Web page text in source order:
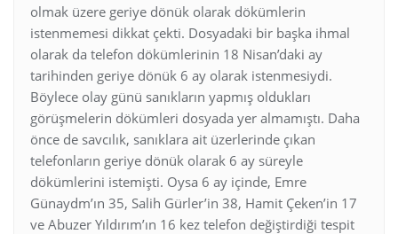
olmak üzere geriye dönük olarak dökümlerin
istenmemesi dikkat çekti. Dosyadaki bir başka ihmal
olarak da telefon dökümlerinin 18 Nisan’daki ay
tarihinden geriye dönük 6 ay olarak istenmesiydi.
Böylece olay günü sanıkların yapmış oldukları
görüşmelerin dökümleri dosyada yer almamıştı. Daha
önce de savcılık, sanıklara ait üzerlerinde çıkan
telefonların geriye dönük olarak 6 ay süreyle
dökümlerini istemişti. Oysa 6 ay içinde, Emre
Günaydm’ın 35, Salih Gürler’in 38, Hamit Çeken’in 17
ve Abuzer Yıldırım’ın 16 kez telefon değiştirdiği tespit